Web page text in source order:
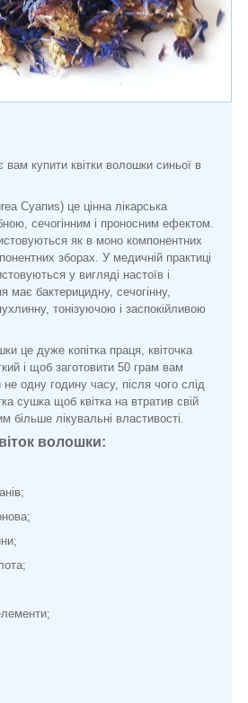
купити квітки волошки синьої в
Суапиѕ) це цінна лікарська
сечогінним і проносним ефектом.
як в моно компонентних
зборах. У медичній практиці
у вигляді настоїв і
має бактерицидну, сечогінну,
тонізуючою і заспокійливою
це дуже копітка праця, квіточка
і щоб заготовити 50 грам вам
одну годину часу, після чого слід
сушка щоб квітка на втратив свій
більше лікувальні властивості.
волошки: